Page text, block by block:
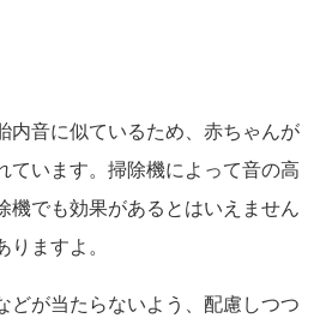
内音に似ているため、赤ちゃんが
ています。掃除機によって音の高
機でも効果があるとはいえません
りますよ。
どが当たらないよう、配慮しつつ